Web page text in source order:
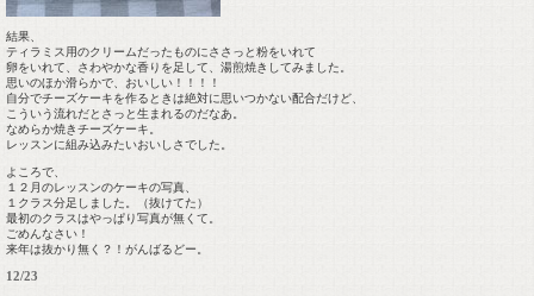
結果、
ティラミス用のクリームだったものにささっと粉をいれて
卵をいれて、さわやかな香りを足して、湯煎焼きしてみました。
思いのほか滑らかで、おいしい！！！！
自分でチーズケーキを作るときは絶対に思いつかない配合だけど、
こういう流れだとさっと生まれるのだなあ。
なめらか焼きチーズケーキ。
レッスンに組み込みたいおいしさでした。
よころで、
１２月のレッスンのケーキの写真、
１クラス分足しました。（抜けてた）
最初のクラスはやっぱり写真が無くて。
ごめんなさい！
来年は抜かり無く？！がんばるどー。
12/23